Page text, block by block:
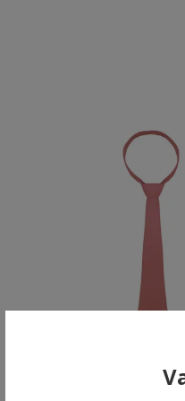
Karlowsky slips,